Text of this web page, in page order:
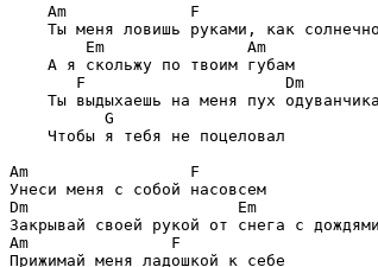
Am             F
Ты меня ловишь руками, как
Em               Am
    А я скольжу по твоим губам
F                     Dm
    Ты выдыхаешь на меня пух одуванчика
G
    Чтобы я тебя не поцеловал
Am                 F
Dm                      Em
Am               F